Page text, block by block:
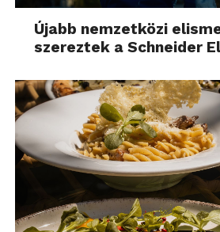
Újabb nemzetközi
szereztek a Schneider